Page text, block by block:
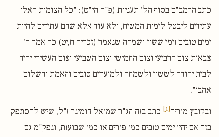
כתב הרמב"ם בסוף הל' תעניות (פ"ה הי"ט): "כל הצומות האלו
עתידים ליבטל לימות המשיח, ולא עוד אלא שהם עתידים להיות
ימים טובים וימי ששון ושמחה שנאמר (זכריה ח,יט) כה אמר ה'
צבאות צום הרביעי וצום החמישי וצום השביעי וצום העשירי יהיה
לבית יהודה לששון ולשמחה ולמועדים טובים והאמת והשלום
אהבו".
ובקובץ מוריה[1]
כתב בזה הג"ר שמואל הומינר ז"ל, שיש להסתפק
בזה אם יהיו ימים טובים כמו פורים או כמו שבועות, ונפק"מ גם